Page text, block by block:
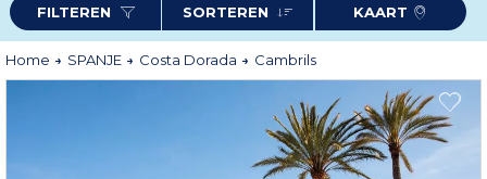
genieten van de Spaanse manier van leven, kunt u in Cambrils een
appartement.
Meer informatie
FILTEREN SORTEREN KAART
Home SPANJE Costa Dorada Cambrils